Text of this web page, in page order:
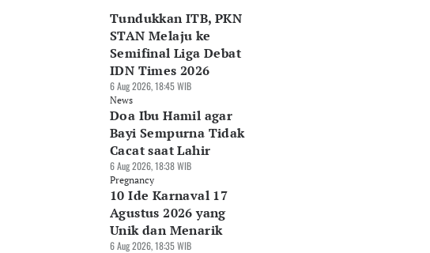
Tundukkan ITB, PKN
STAN Melaju ke
Semifinal Liga Debat
IDN Times 2026
6 Aug 2026, 18:45 WIB
News
Doa Ibu Hamil agar
Bayi Sempurna Tidak
Cacat saat Lahir
6 Aug 2026, 18:38 WIB
Pregnancy
10 Ide Karnaval 17
Agustus 2026 yang
Unik dan Menarik
6 Aug 2026, 18:35 WIB